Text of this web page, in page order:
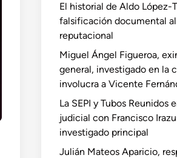
El historial de Aldo López-
falsificación documental
reputacional
Miguel Ángel Figueroa,
general, investigado en la
involucra a Vicente
La SEPI y Tubos Reunidos
judicial con Francisco
investigado principal
Julián Mateos Aparicio,